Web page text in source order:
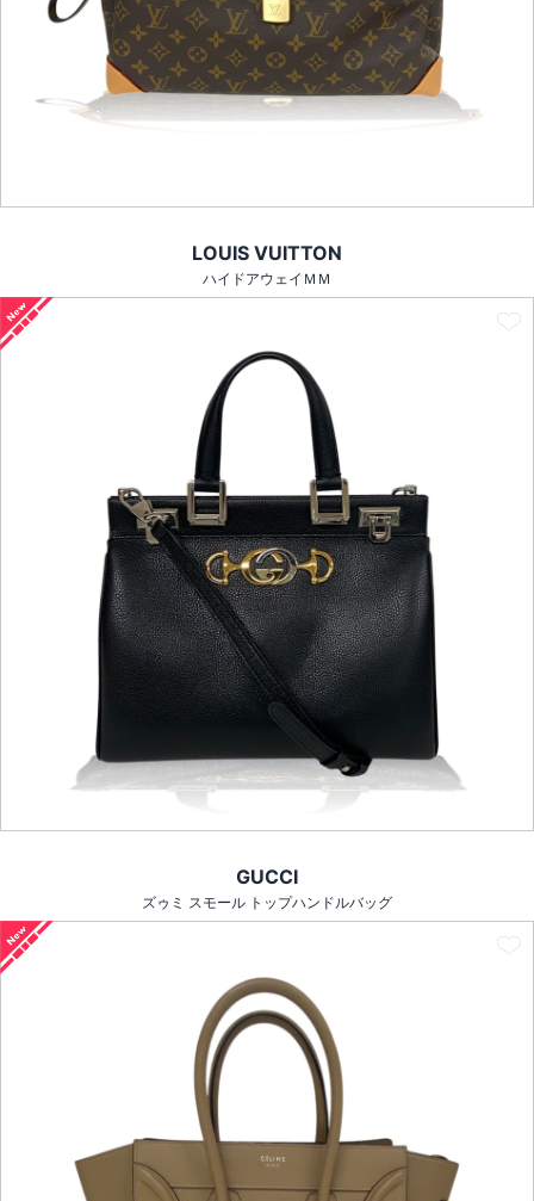
LOUIS VUITTON
ハイドアウェイＭＭ
GUCCI
ズゥミ スモール トップハンドルバッグ